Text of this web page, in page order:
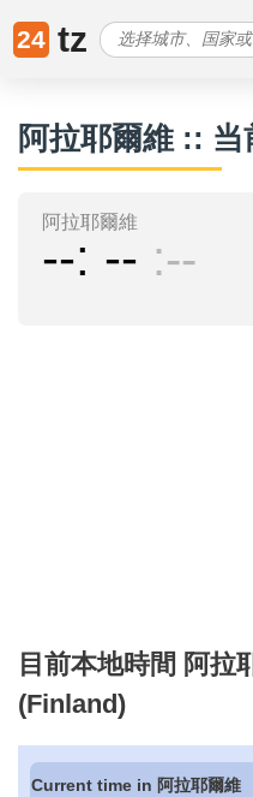
24 tz
阿拉耶爾維 :: 当
阿拉耶爾維
-- -- --
目前本地時間 阿拉
(Finland)
Current time in 阿拉耶爾維